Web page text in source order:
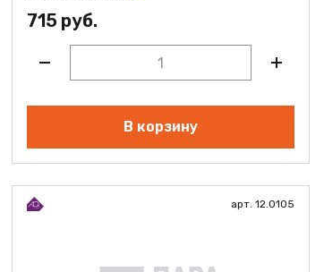
715 руб.
В корзину
арт. 12.0105